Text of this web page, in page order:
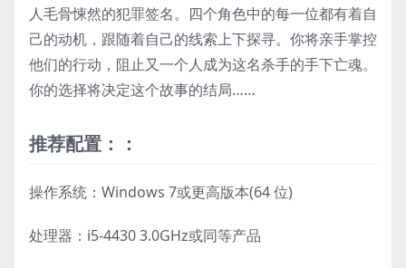
人毛骨悚然的犯罪签名。四个角色中的每一位都有着自
己的动机，跟随着自己的线索上下探寻。你将亲手掌控
他们的行动，阻止又一个人成为这名杀手的手下亡魂。
你的选择将决定这个故事的结局……
推荐配置：：
操作系统：Windows 7或更高版本(64 位)
处理器：i5-4430 3.0GHz或同等产品